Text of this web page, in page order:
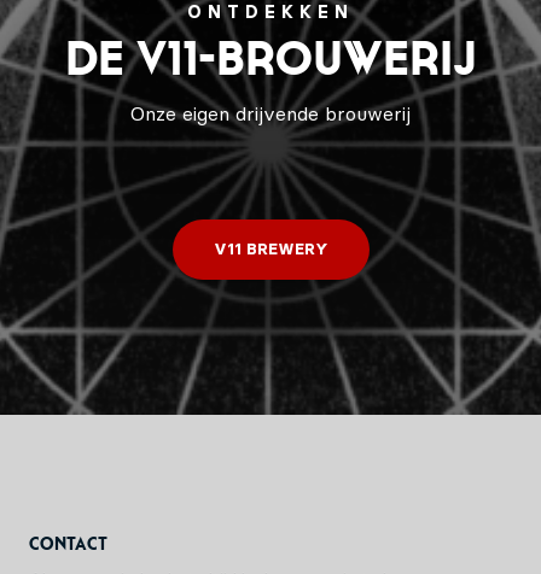
ONTDEKKEN
De V11-brouwerij
Onze eigen drijvende brouwerij
V11 BREWERY
Contact